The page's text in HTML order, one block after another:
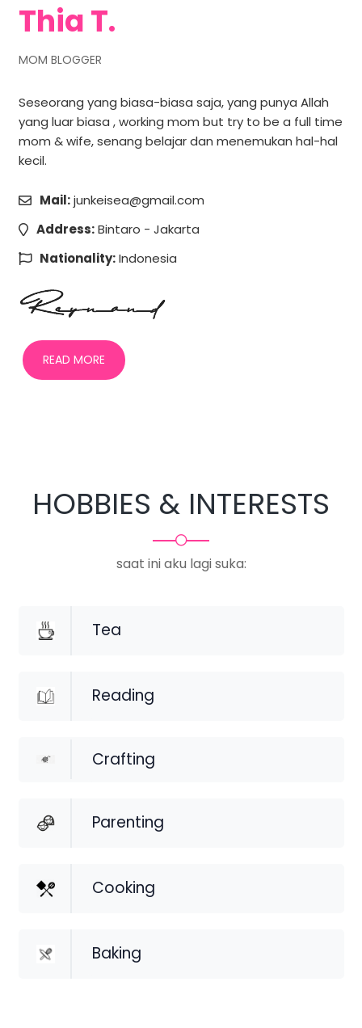
Thia T.
MOM BLOGGER
Seseorang yang biasa-biasa saja, yang punya Allah
yang luar biasa , working mom but try to be a full time
mom & wife, senang belajar dan menemukan hal-hal
kecil.
Mail:junkeisea@gmail.com
Address:Bintaro - Jakarta
Nationality:Indonesia
READ MORE
HOBBIES & INTERESTS
saat ini aku lagi suka:
Tea
Reading
Crafting
Parenting
Cooking
Baking